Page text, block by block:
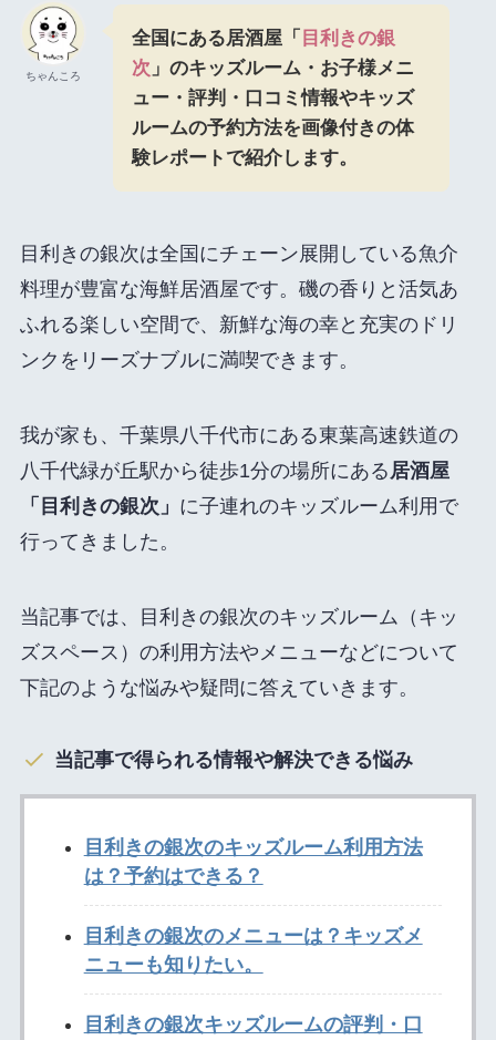
ちゃんころ
全国にある居酒屋「 目利きの銀
次 」のキッズルーム・お子様メニ
ュー・評判・口コミ情報やキッズ
ルームの予約方法を画像付きの体
験レポートで紹介します。
目利きの銀次は全国にチェーン展開している魚介
料理が豊富な海鮮居酒屋です。磯の香りと活気あ
ふれる楽しい空間で、新鮮な海の幸と充実のドリ
ンクをリーズナブルに満喫できます。
我が家も、千葉県八千代市にある東葉高速鉄道の
八千代緑が丘駅から徒歩1分の場所にある 居酒屋
「目利きの銀次」 に子連れのキッズルーム利用で
行ってきました。
当記事では、目利きの銀次のキッズルーム（キッ
ズスペース）の利用方法やメニューなどについて
下記のような悩みや疑問に答えていきます。
当記事で得られる情報や解決できる悩み
目利きの銀次のキッズルーム利用方法
は？予約はできる？
目利きの銀次のメニューは？キッズメ
ニューも知りたい。
目利きの銀次キッズルームの評判・口